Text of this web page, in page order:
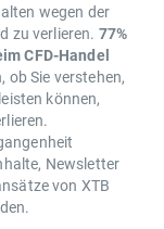
wegen der
zu verlieren. 77%
CFD-Handel
ob Sie verstehen,
können,
Newsletter
von XTB